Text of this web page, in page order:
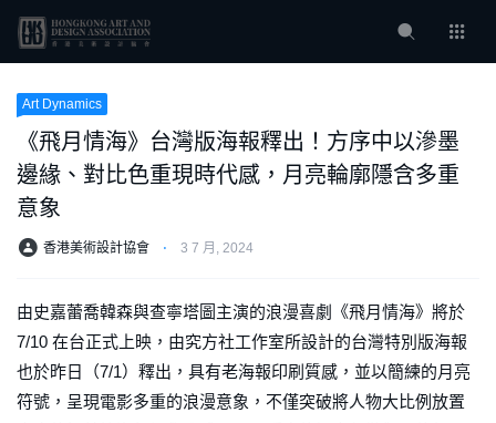
Art Dynamics
《飛月情海》台灣版海報釋出！方序中以滲墨
邊緣、對比色重現時代感，月亮輪廓隱含多重
意象
香港美術設計協會 ⋅ 3 7 月, 2024
由史嘉蕾喬韓森與查寧塔圖主演的浪漫喜劇《飛月情海》將於
7/10 在台正式上映，由究方社工作室所設計的台灣特別版海報
也於昨日（7/1）釋出，具有老海報印刷質感，並以簡練的月亮
符號，呈現電影多重的浪漫意象，不僅突破將人物大比例放置